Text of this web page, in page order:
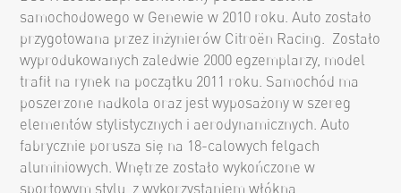
samochodowego w Genewie w 2010 roku. Auto zostało
przygotowana przez inżynierów Citroën Racing. Zostało
wyprodukowanych zaledwie 2000 egzemplarzy, model
trafił na rynek na początku 2011 roku. Samochód ma
poszerzone nadkola oraz jest wyposażony w szereg
elementów stylistycznych i aerodynamicznych. Auto
fabrycznie porusza się na 18-calowych felgach
aluminiowych. Wnętrze zostało wykończone w
sportowym stylu, z wykorzystaniem włókna